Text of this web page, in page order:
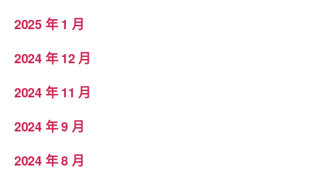
2025 年 1 月
2024 年 12 月
2024 年 11 月
2024 年 9 月
2024 年 8 月